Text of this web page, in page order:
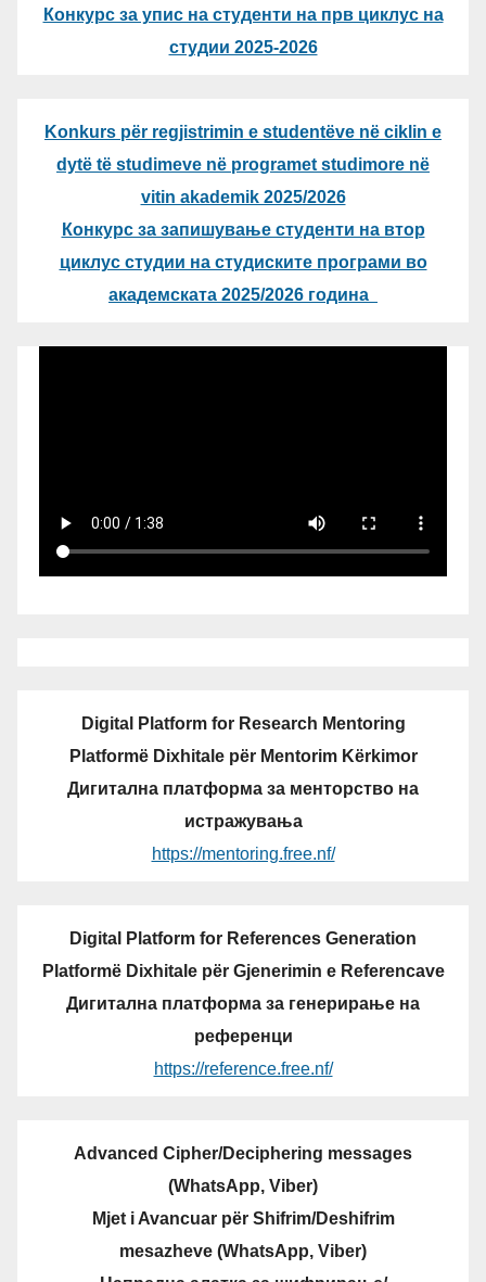
Конкурс за упис на студенти на прв циклус на
студии 2025-2026
Konkurs për regjistrimin e studentëve në ciklin e
dytë të studimeve në programet studimore në
vitin akademik 2025/2026
Конкурс за запишување студенти на втор
циклус студии на студиските програми во
академската 2025/2026 година
Digital Platform for Research Mentoring
Platformë Dixhitale për Mentorim Kërkimor
Дигитална платформа за менторство на
истражувања
https://mentoring.free.nf/
Digital Platform for References Generation
Platformë Dixhitale për Gjenerimin e Referencave
Дигитална платформа за генерирање на
референци
https://reference.free.nf/
Advanced Cipher/Deciphering messages
(WhatsApp, Viber)
Mjet i Avancuar për Shifrim/Deshifrim
mesazheve (WhatsApp, Viber)